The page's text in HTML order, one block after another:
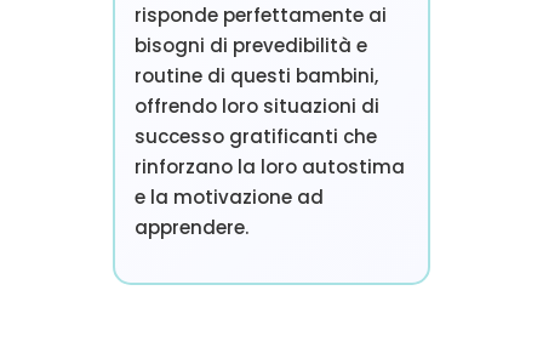
risponde perfettamente ai
bisogni di prevedibilità e
routine di questi bambini,
offrendo loro situazioni di
successo gratificanti che
rinforzano la loro autostima
e la motivazione ad
apprendere.